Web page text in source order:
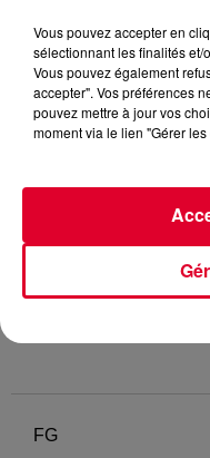
FG
Vous pouvez accepter en
sélectionnant les finalités et/
Vous pouvez également
accepter". Vos préférences
pouvez mettre à jour vos
moment via le lien "Gérer